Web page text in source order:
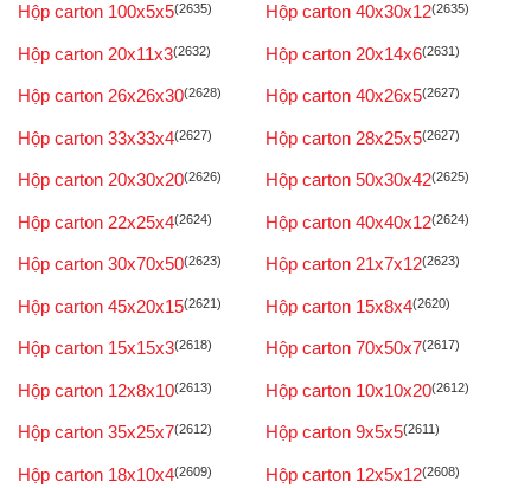
Hộp carton 100x5x5(2635) Hộp carton 40x30x12(2635)
Hộp carton 20x11x3(2632) Hộp carton 20x14x6(2631)
Hộp carton 26x26x30(2628) Hộp carton 40x26x5(2627)
Hộp carton 33x33x4(2627) Hộp carton 28x25x5(2627)
Hộp carton 20x30x20(2626) Hộp carton 50x30x42(2625)
Hộp carton 22x25x4(2624) Hộp carton 40x40x12(2624)
Hộp carton 30x70x50(2623) Hộp carton 21x7x12(2623)
Hộp carton 45x20x15(2621) Hộp carton 15x8x4(2620)
Hộp carton 15x15x3(2618) Hộp carton 70x50x7(2617)
Hộp carton 12x8x10(2613) Hộp carton 10x10x20(2612)
Hộp carton 35x25x7(2612) Hộp carton 9x5x5(2611)
Hộp carton 18x10x4(2609) Hộp carton 12x5x12(2608)